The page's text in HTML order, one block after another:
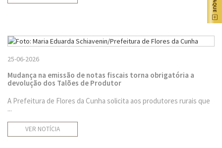
25-06-2026
Mudança na emissão de notas fiscais torna obrigatória a
devolução dos Talões de Produtor
A Prefeitura de Flores da Cunha solicita aos produtores rurais que
...
VER NOTÍCIA